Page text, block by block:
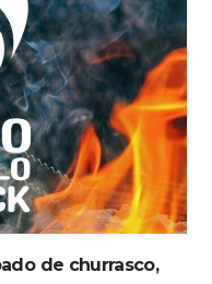
de churrasco,